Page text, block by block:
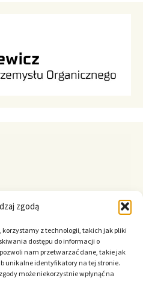
zgodą
z technologii, takich jak pliki
dostępu do informacji o
nam przetwarzać dane, takie jak
unikalne identyfikatory na tej stronie.
może niekorzystnie wpłynąć na